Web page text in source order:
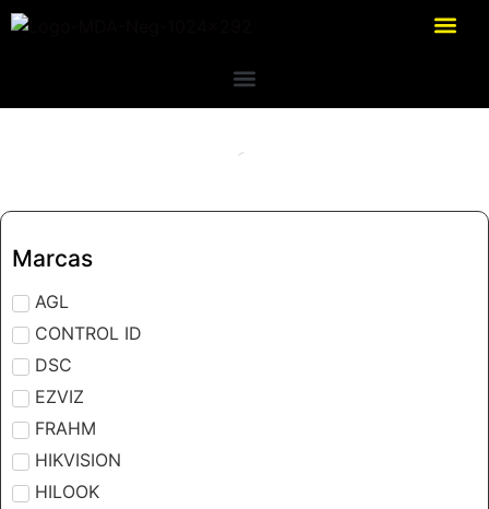
Marcas
AGL
CONTROL ID
DSC
EZVIZ
FRAHM
HIKVISION
HILOOK